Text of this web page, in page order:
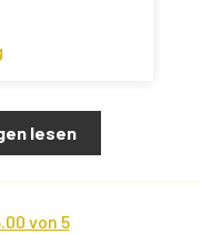
lesen
von 5